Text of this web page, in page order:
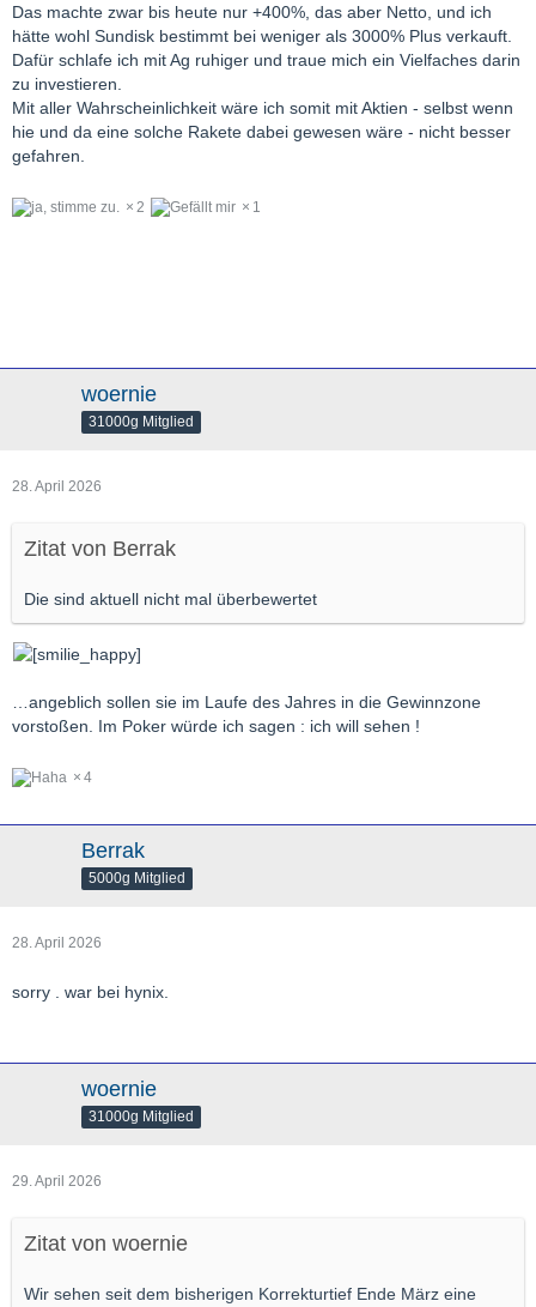
Das machte zwar bis heute nur +400%, das aber Netto, und ich
hätte wohl Sundisk bestimmt bei weniger als 3000% Plus verkauft.
Dafür schlafe ich mit Ag ruhiger und traue mich ein Vielfaches darin
zu investieren.
Mit aller Wahrscheinlichkeit wäre ich somit mit Aktien - selbst wenn
hie und da eine solche Rakete dabei gewesen wäre - nicht besser
gefahren.
2 1
woernie
31000g Mitglied
28. April 2026
Zitat von Berrak
Die sind aktuell nicht mal überbewertet
…angeblich sollen sie im Laufe des Jahres in die Gewinnzone
vorstoßen. Im Poker würde ich sagen : ich will sehen !
4
Berrak
5000g Mitglied
28. April 2026
sorry . war bei hynix.
woernie
31000g Mitglied
29. April 2026
Zitat von woernie
Wir sehen seit dem bisherigen Korrekturtief Ende März eine